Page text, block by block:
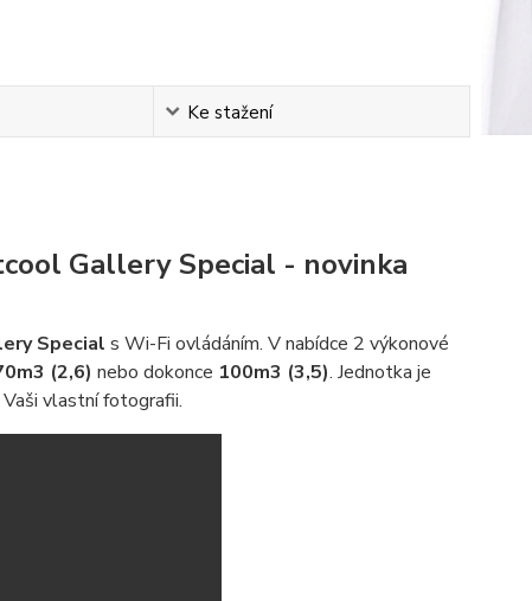
Ke stažení
Gallery Special - novinka
Special s Wi-Fi ovládáním. V nabídce 2 výkonové
(2,6) nebo dokonce 100m3 (3,5). Jednotka je
vlastní fotografii.